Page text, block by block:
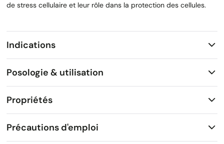
de stress cellulaire et leur rôle dans la protection des cellules.
Indications
Posologie & utilisation
Propriétés
Précautions d'emploi